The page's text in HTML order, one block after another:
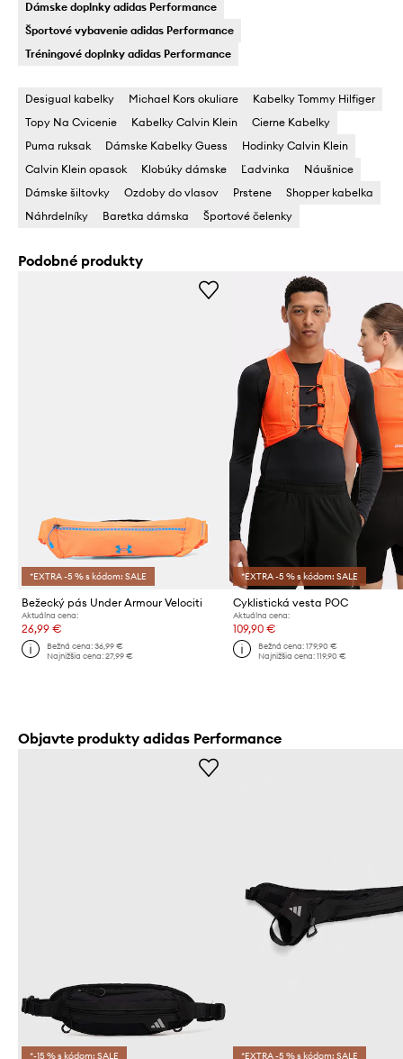
Dámske doplnky adidas Performance
Športové vybavenie adidas Performance
Tréningové doplnky adidas Performance
Desigual kabelky Michael Kors okuliare
Kabelky Tommy Hilfiger
Topy Na Cvicenie
Kabelky Calvin Klein
Cierne Kabelky
Puma ruksak
Dámske Kabelky Guess
Hodinky Calvin Klein
Calvin Klein opasok
Klobúky dámske Ľadvinka
Náušnice
Dámske šiltovky
Ozdoby do vlasov Prstene
Shopper kabelka
Náhrdelníky
Baretka dámska Športové čelenky
Podobné produkty
*EXTRA -5 % s kódom: SALE
Bežecký pás Under Armour Velociti
Aktuálna cena:
26,99 €
Bežná cena:36,99 €
Najnižšia cena:27,99 €
*EXTRA -5 % s kódom: SALE
Cyklistická vesta POC
Aktuálna cena:
109,90 €
Bežná cena: 179,90 €
Najnižšia cena: 119,90 €
Objavte produkty adidas Performance
*-15 % s kódom: SALE *EXTRA -5 % s kódom: SALE